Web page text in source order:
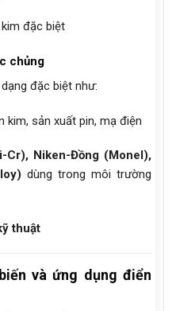
kim đặc biệt
chủng
đặc biệt như:
kim, sản xuất pin, mạ điện
Cr), Niken-Đồng (Monel),
dùng trong môi trường
thuật
và ứng dụng điển